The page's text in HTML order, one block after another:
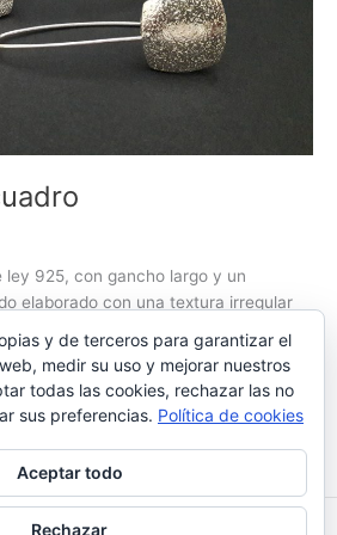
ley 925, con gancho largo y un
elaborado con una textura irregular
y de terceros para garantizar el
medir su uso y mejorar nuestros
todas las cookies, rechazar las no
sus preferencias. Política de cookies
Aceptar todo
Rechazar